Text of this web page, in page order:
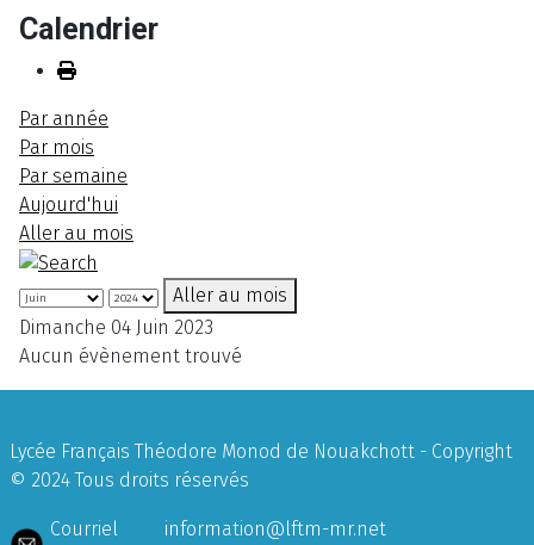
Calendrier
Par année
Par mois
Par semaine
Aujourd'hui
Aller au mois
Aller au mois
Dimanche 04 Juin 2023
Aucun évènement trouvé
Lycée Français Théodore Monod de Nouakchott - Copyright
© 2024 Tous droits réservés
Courriel
information@lftm-mr.net